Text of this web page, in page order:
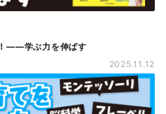
――学ぶ力を伸ばす
2025.11.12